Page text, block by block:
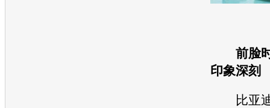
前脸
印象深刻
比亚